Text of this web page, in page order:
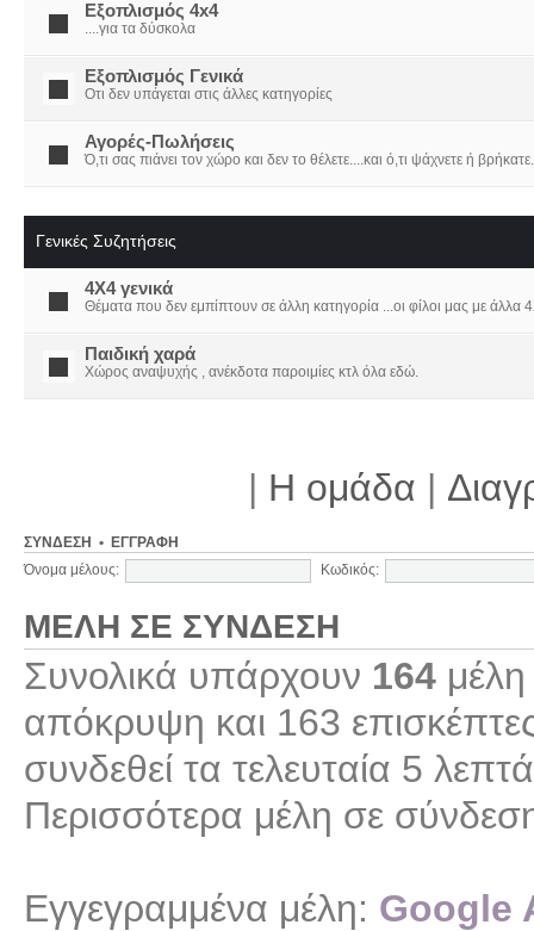
Εξοπλισμός 4x4
....για τα δύσκολα
Εξοπλισμός Γενικά
Οτι δεν υπάγεται στις άλλες κατηγορίες
Αγορές-Πωλήσεις
Ό,τι σας πιάνει τον χώρο και δεν το θέλετε....και ό,τι ψάχνετε ή
Γενικές Συζητήσεις
4X4 γενικά
Θέματα που δεν εμπίπτουν σε άλλη κατηγορία ...οι φίλοι μας με άλλα
Παιδική χαρά
Χώρος αναψυχής , ανέκδοτα παροιμίες κτλ όλα εδώ.
| Η ομάδα |
ΣΎΝΔΕΣΗ • ΕΓΓΡΑΦΉ
Όνομα μέλους: Κωδικός:
ΜΈΛΗ ΣΕ ΣΎΝΔΕΣΗ
Συνολικά υπάρχουν 164
απόκρυψη και 163
συνδεθεί τα τελευταία 5
Περισσότερα μέλη σε
Εγγεγραμμένα μέλη: Google